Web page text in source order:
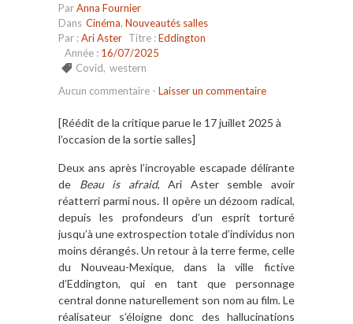
ParAnna Fournier
Dans Cinéma, Nouveautés salles
Par :Ari Aster Titre :Eddington
Année : 16/07/2025
Covid, western
Aucun commentaire - Laisser un commentaire
[Réédit de la critique parue le 17 juillet 2025 à
l’occasion de la sortie salles]
Deux ans après l’incroyable escapade délirante
de Beau is afraid, Ari Aster semble avoir
réatterri parmi nous. Il opère un dézoom radical,
depuis les profondeurs d’un esprit torturé
jusqu’à une extrospection totale d’individus non
moins dérangés. Un retour à la terre ferme, celle
du Nouveau-Mexique, dans la ville fictive
d’Eddington, qui en tant que personnage
central donne naturellement son nom au film. Le
réalisateur s’éloigne donc des hallucinations